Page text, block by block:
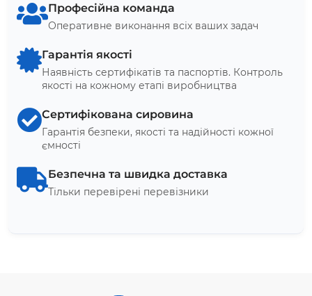
Професійна команда
Оперативне виконання всіх ваших задач
Гарантія якості
Наявність сертифікатів та паспортів. Контроль
якості на кожному етапі виробництва
Сертифікована сировина
Гарантія безпеки, якості та надійності кожної
ємності
Безпечна та швидка доставка
Тільки перевірені перевізники